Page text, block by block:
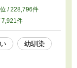
影を始める。小学
蒼月と話すきっ
が、蒼月の態度
、陽咲に何か隠し
なじみの三角関係
位 / 228,796件
7,921件
幼馴染